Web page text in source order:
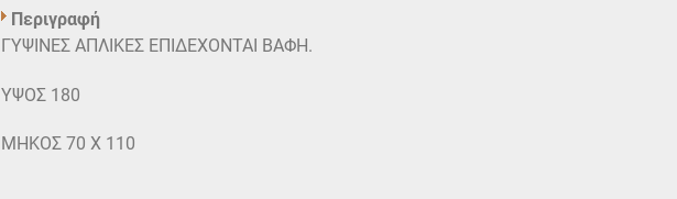
Περιγραφή
ΓΥΨΙΝΕΣ ΑΠΛΙΚΕΣ ΕΠΙΔΕΧΟΝΤΑΙ ΒΑΦΗ.
ΥΨΟΣ 180
ΜΗΚΟΣ 70 Χ 110